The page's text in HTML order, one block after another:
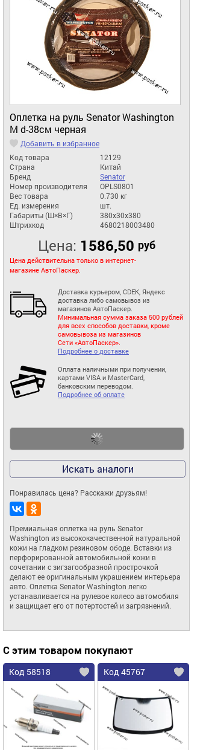
Оплетка на руль Senator Washington
M d-38см черная
Добавить в избранное
Код товара
12129
Страна
Китай
Бренд
Senator
Номер производителя
OPLS0801
Вес товара
0.730 кг
Ед. измерения
шт.
Габариты (Ш×В×Г)
380x30x380
Штрихкод
4680218003480
Цена: 1586,50 руб
Цена действительна только в интернет-
магазине АвтоПаскер.
Доставка курьером, CDEK, Яндекс
доставка либо самовывоз из
магазинов АвтоПаскер.
Минимальная сумма заказа 500 рублей
для всех способов доставки, кроме
самовывоза из магазинов
Сети «АвтоПаскер».
Подробнее о доставке
Оплата наличными при получении,
картами VISA и MasterCard,
банковским переводом.
Подробнее об оплате
Искать аналоги
Понравилась цена? Расскажи друзьям!
Премиальная оплетка на руль Senator
Washington из высококачественной натуральной
кожи на гладком резиновом ободе. Вставки из
перфорированной автомобильной кожи в
сочетании с зигзагообразной прострочкой
делают ее оригинальным украшением интерьера
авто. Оплетка Senator Washington легко
устанавливается на рулевое колесо автомобиля
и защищает его от потертостей и загрязнений.
С этим товаром покупают
Код 58518 Код 45767